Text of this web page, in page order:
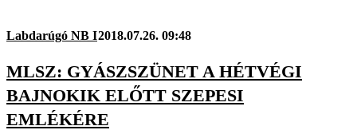
Labdarúgó NB I2018.07.26. 09:48
MLSZ: GYÁSZSZÜNET A HÉTVÉGI
BAJNOKIK ELŐTT SZEPESI
EMLÉKÉRE